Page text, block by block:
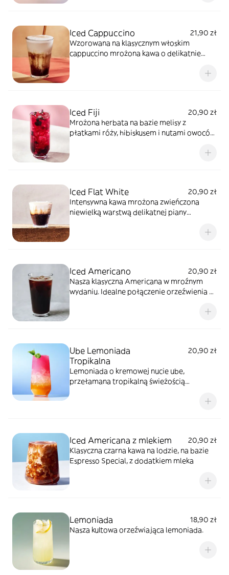
Iced Cappuccino
21,90 zł
Wzorowana na klasycznym włoskim
cappuccino mrożona kawa o delikatnie
Iced Fiji
20,90 zł
Mrożona herbata na bazie melisy z
płatkami róży, hibiskusem i nutami owoców
Iced Flat White
20,90 zł
Intensywna kawa mrożona zwieńczona
niewielką warstwą delikatnej piany
Iced Americano
20,90 zł
Nasza klasyczna Americana w mroźnym
wydaniu. Idealne połączenie orzeźwienia z
Ube Lemoniada
Tropikalna
20,90 zł
Lemoniada o kremowej nucie ube,
przełamana tropikalną świeżością
Iced Americana z mlekiem
20,90 zł
Klasyczna czarna kawa na lodzie, na bazie
Espresso Special, z dodatkiem mleka
Lemoniada
18,90 zł
Nasza kultowa orzeźwiająca lemoniada.